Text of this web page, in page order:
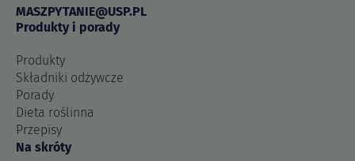
MASZPYTANIE@USP.PL
Produkty i porady
Produkty
Składniki odżywcze
Porady
Dieta roślinna
Przepisy
Na skróty